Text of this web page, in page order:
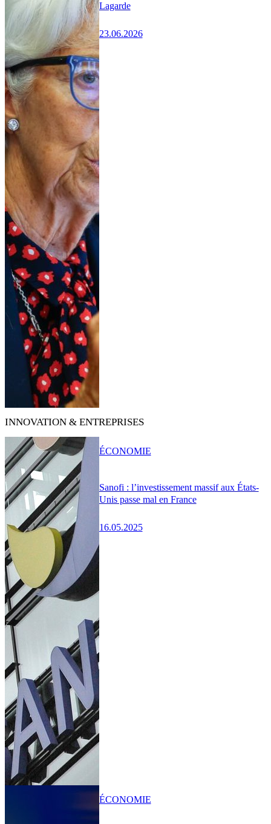
Lagarde
23.06.2026
INNOVATION & ENTREPRISES
Sanofi : l’investissement massif aux États-
Unis passe mal en France
16.05.2025
ÉCONOMIE
ÉCONOMIE